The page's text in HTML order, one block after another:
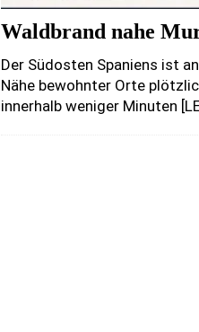
Waldbrand nahe
Der Südosten Spaniens ist
Nähe bewohnter Orte
innerhalb weniger Minuten